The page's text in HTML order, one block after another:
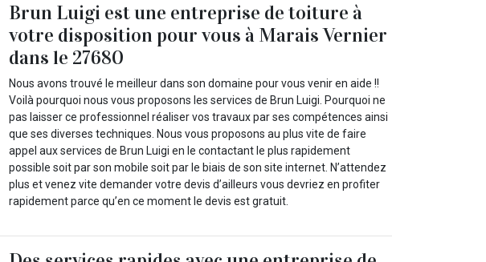
Brun Luigi est une entreprise de toiture à
votre disposition pour vous à Marais Vernier
dans le 27680
Nous avons trouvé le meilleur dans son domaine pour vous venir en aide !!
Voilà pourquoi nous vous proposons les services de Brun Luigi. Pourquoi ne
pas laisser ce professionnel réaliser vos travaux par ses compétences ainsi
que ses diverses techniques. Nous vous proposons au plus vite de faire
appel aux services de Brun Luigi en le contactant le plus rapidement
possible soit par son mobile soit par le biais de son site internet. N’attendez
plus et venez vite demander votre devis d’ailleurs vous devriez en profiter
rapidement parce qu’en ce moment le devis est gratuit.